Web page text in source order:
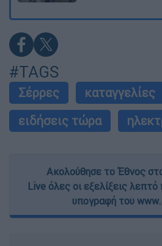
#TAGS
Σέρρες καταγγελίες
ειδήσεις τώρα
Ακολούθησε το Έθνος
Live όλες οι εξελίξεις
υπογραφή του